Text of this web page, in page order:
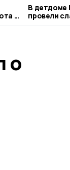
в
В детдоме
провели
о